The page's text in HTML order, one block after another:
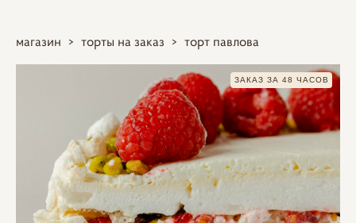
магазин > торты на заказ > торт павлова
ЗАКАЗ ЗА 48 ЧАСОВ